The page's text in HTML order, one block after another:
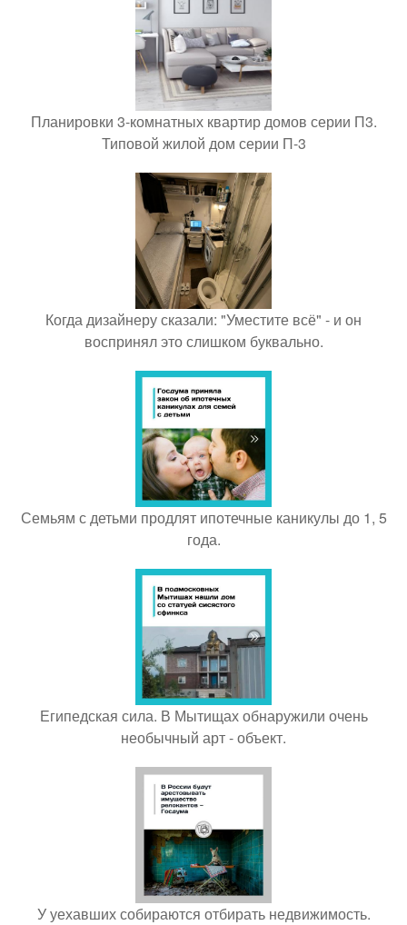
Планировки 3-комнатных квартир домов серии П3.
Типовой жилой дом серии П-3
Когда дизайнеру сказали: "Уместите всё" - и он
воспринял это слишком буквально.
Семьям с детьми продлят ипотечные каникулы до 1, 5
года.
Египедская сила. В Мытищах обнаружили очень
необычный арт - объект.
У уехавших собираются отбирать недвижимость.